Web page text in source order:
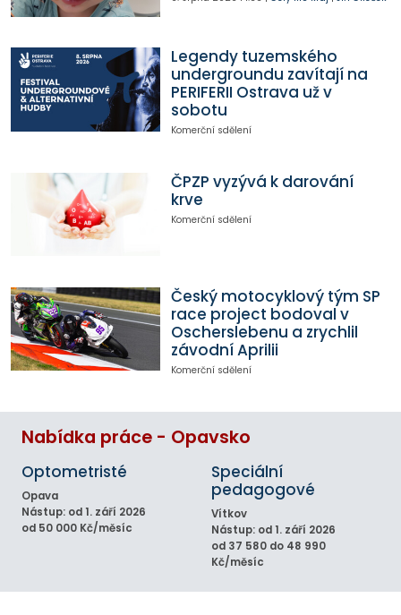
Legendy tuzemského
undergroundu zavítají na
PERIFERII Ostrava už v
sobotu
Komerční sdělení
ČPZP vyzývá k darování
krve
Komerční sdělení
Český motocyklový tým SP
race project bodoval v
Oscherslebenu a zrychlil
závodní Aprilii
Komerční sdělení
Nabídka práce - Opavsko
Optometristé
Opava
Nástup: od 1. září 2026
od 50 000 Kč/měsíc
Speciální
pedagogové
Vítkov
Nástup: od 1. září 2026
od 37 580 do 48 990
Kč/měsíc